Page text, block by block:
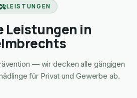
LEISTUNGEN
Leistungen in
— wir decken alle gängigen
für Privat und Gewerbe ab.